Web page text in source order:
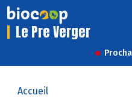
Le Pre Verger
Accueil